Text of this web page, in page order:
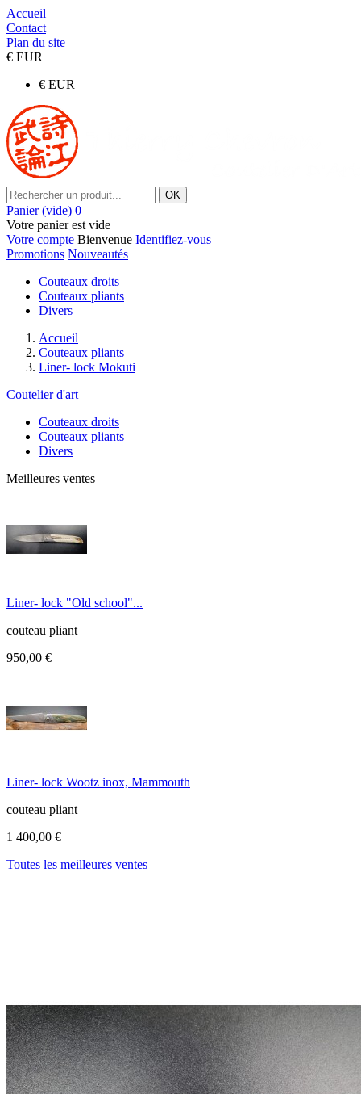
Accueil
Contact
Plan du site
€ EUR
€ EUR
OK
Panier (vide) 0
Votre panier est vide
Votre compte Bienvenue Identifiez-vous
Promotions Nouveautés
Couteaux droits
Couteaux pliants
Divers
Accueil
Couteaux pliants
Liner- lock Mokuti
Coutelier d'art
Couteaux droits
Couteaux pliants
Divers
Meilleures ventes
Liner- lock "Old school"...
couteau pliant
950,00 €
Liner- lock Wootz inox, Mammouth
couteau pliant
1 400,00 €
Toutes les meilleures ventes